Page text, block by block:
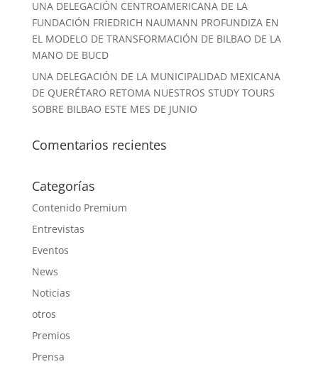
UNA DELEGACIÓN CENTROAMERICANA DE LA
FUNDACIÓN FRIEDRICH NAUMANN PROFUNDIZA EN
EL MODELO DE TRANSFORMACIÓN DE BILBAO DE LA
MANO DE BUCD
UNA DELEGACIÓN DE LA MUNICIPALIDAD MEXICANA
DE QUERÉTARO RETOMA NUESTROS STUDY TOURS
SOBRE BILBAO ESTE MES DE JUNIO
Comentarios recientes
Categorías
Contenido Premium
Entrevistas
Eventos
News
Noticias
otros
Premios
Prensa